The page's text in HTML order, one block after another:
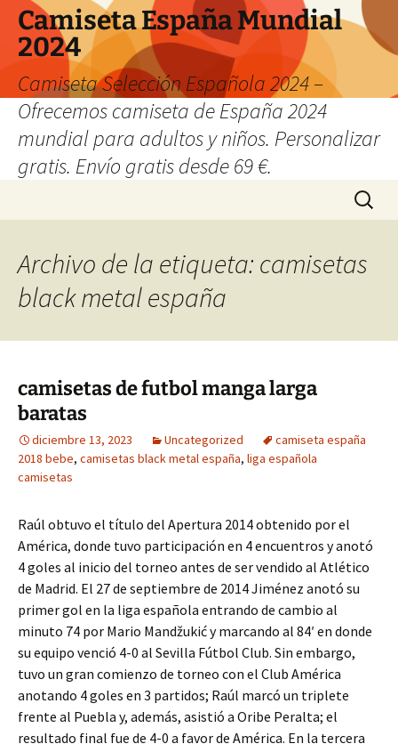
Camiseta España Mundial
2024
Camiseta Selección Española 2024 –
Ofrecemos camiseta de España 2024
mundial para adultos y niños. Personalizar
gratis. Envío gratis desde 69 €.
Buscar:
Archivo de la etiqueta: camisetas
black metal españa
camisetas de futbol manga larga
baratas
diciembre 13, 2023 Uncategorized
camiseta españa
2018 bebe, camisetas black metal españa, liga española
camisetas
Raúl obtuvo el título del Apertura 2014 obtenido por el
América, donde tuvo participación en 4 encuentros y anotó
4 goles al inicio del torneo antes de ser vendido al Atlético
de Madrid. El 27 de septiembre de 2014 Jiménez anotó su
primer gol en la liga española entrando de cambio al
minuto 74 por Mario Mandžukić y marcando al 84′ en donde
su equipo venció 4-0 al Sevilla Fútbol Club. Sin embargo,
tuvo un gran comienzo de torneo con el Club América
anotando 4 goles en 3 partidos; Raúl marcó un triplete
frente al Puebla y, además, asistió a Oribe Peralta; el
resultado final fue de 4-0 a favor de América. En la tercera